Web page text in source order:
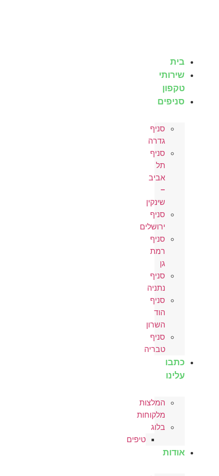
בית
שירותי
טקפון
סניפים
סניף
גדרה
סניף
תל
אביב
–
שינקין
סניף
ירושלים
סניף
רמת
גן
סניף
נתניה
סניף
הוד
השרון
סניף
טבריה
כתבו
עלינו
המלצות
מלקוחות
בלוג
טיפים
אודות